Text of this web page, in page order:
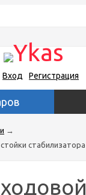
Вход Регистрация
→
стабилизатора